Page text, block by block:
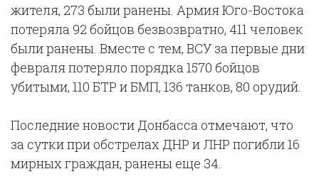
жителя, 273 были ранены. Армия Юго-Востока
потеряла 92 бойцов безвозвратно, 411 человек
были ранены. Вместе с тем, ВСУ за первые дни
февраля потеряло порядка 1570 бойцов
убитыми, 110 БТР и БМП, 136 танков, 80 орудий.
Последние новости Донбасса отмечают, что
за сутки при обстрелах ДНР и ЛНР погибли 16
мирных граждан, ранены еще 34.